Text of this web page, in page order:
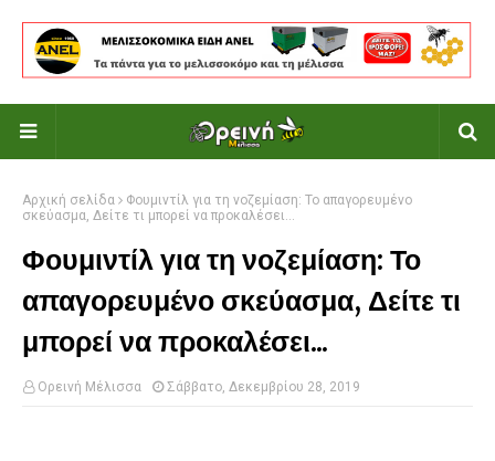
Αρχική σελίδα
Φουμιντίλ για τη νοζεμίαση: Το απαγορευμένο
σκεύασμα, Δείτε τι μπορεί να προκαλέσει...
Φουμιντίλ για τη νοζεμίαση: Το
απαγορευμένο σκεύασμα, Δείτε τι
μπορεί να προκαλέσει...
Ορεινή Μέλισσα Σάββατο, Δεκεμβρίου 28, 2019